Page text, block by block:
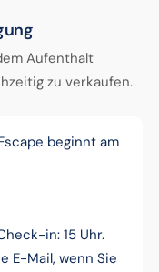
Aufenthalt
zu verkaufen.
beginnt am
in: 15 Uhr.
E-Mail, wenn Sie